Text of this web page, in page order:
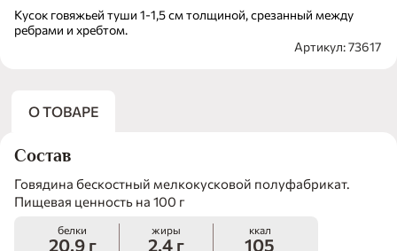
Кусок говяжьей туши 1-1,5 см толщиной, срезанный между
ребрами и хребтом.
Артикул: 73617
О ТОВАРЕ
Пищевая ценность на 100 г
белки
20.9 г
жиры
2.4 г
ккал
105
Состав
Говядина бескостный мелкокусковой полуфабрикат.